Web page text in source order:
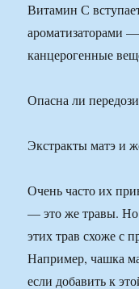
Витамин С
ароматизаторами
канцерогенные
Опасна ли
Экстракты матэ и
Очень часто их
— это же травы. Но
этих трав схоже с
Например, чашка
если добавить к